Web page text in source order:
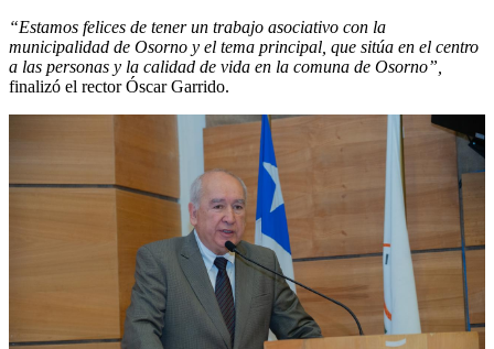
“Estamos felices de tener un trabajo asociativo con la
municipalidad de Osorno y el tema principal, que sitúa en el centro
a las personas y la calidad de vida en la comuna de Osorno”,
finalizó el rector Óscar Garrido.